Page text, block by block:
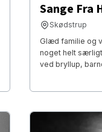
Sange Fra
Skødstrup
Glæd familie og
noget helt
ved bryllup,